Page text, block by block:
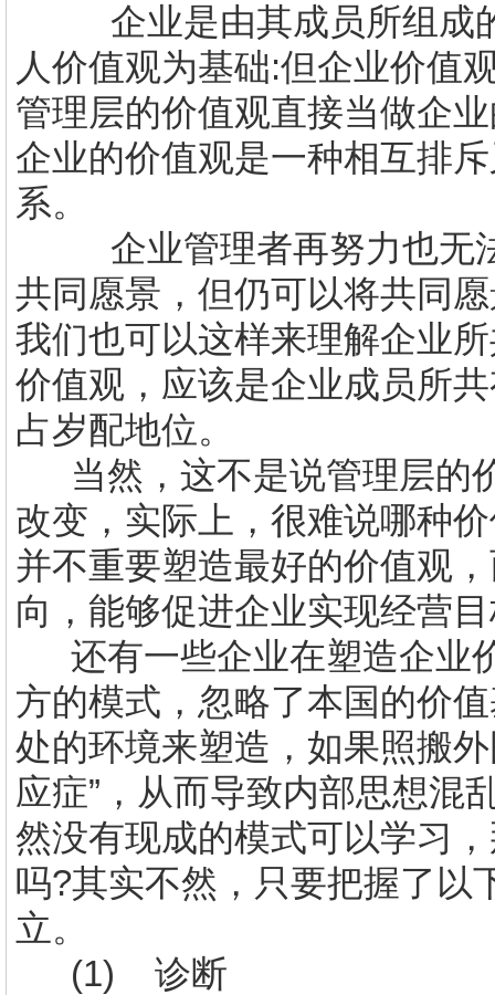
企业是由其成员所组成
人价值观为基础:但企业价值
管理层的价值观直接当做企
企业的价值观是一种相互排
系。
企业管理者再努力也无
共同愿景，但仍可以将共同
我们也可以这样来理解企业
价值观，应该是企业成员所
占岁配地位。
当然，这不是说管理层的
改变，实际上，很难说哪种
并不重要塑造最好的价值观
向，能够促进企业实现经营
还有一些企业在塑造企业
方的模式，忽略了本国的价
处的环境来塑造，如果照搬
应症”，从而导致内部思想混
然没有现成的模式可以学习
吗?其实不然，只要把握了以
立。
(1) 诊断